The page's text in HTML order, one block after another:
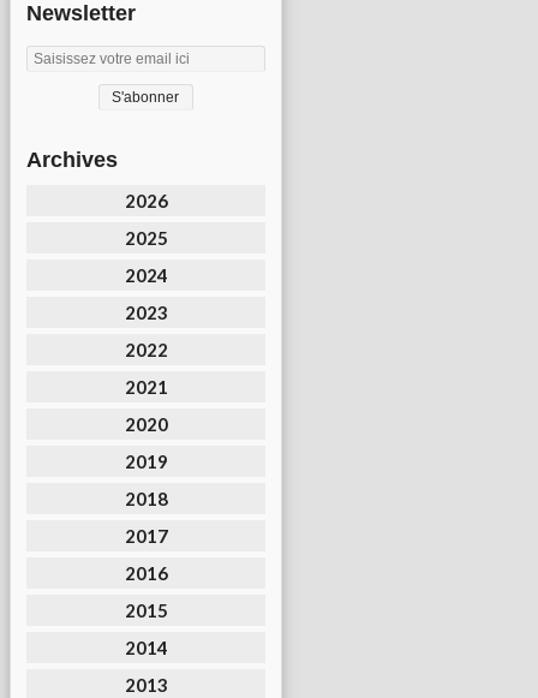
Newsletter
Archives
2026
2025
2024
2023
2022
2021
2020
2019
2018
2017
2016
2015
2014
2013